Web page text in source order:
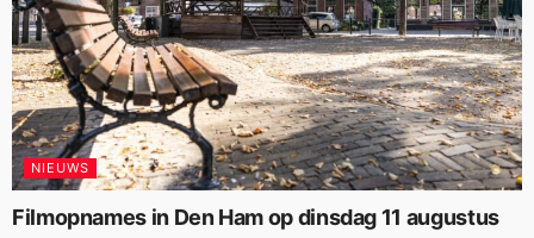
NIEUWS
Filmopnames in Den Ham op dinsdag 11 augustus